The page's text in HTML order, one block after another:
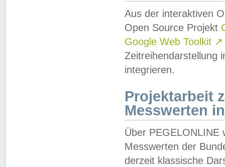
Aus der interaktiven
Open Source Projekt
Google Web Toolkit ↗
Zeitreihendarstellung
integrieren.
Projektarbeit
Messwerten
Über PEGELONLINE
Messwerten der
derzeit klassische